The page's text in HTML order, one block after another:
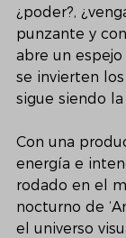
¿poder?,
punzante y
abre un
se invierten
sigue siendo la
Con una
energía e
rodado en el
nocturno de
el universo